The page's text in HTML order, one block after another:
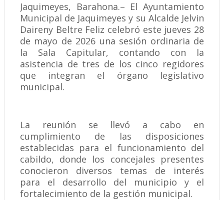
Jaquimeyes, Barahona.– El Ayuntamiento
Municipal de Jaquimeyes y su Alcalde Jelvin
Daireny Beltre Feliz celebró este jueves 28
de mayo de 2026 una sesión ordinaria de
la Sala Capitular, contando con la
asistencia de tres de los cinco regidores
que integran el órgano legislativo
municipal.
La reunión se llevó a cabo en
cumplimiento de las disposiciones
establecidas para el funcionamiento del
cabildo, donde los concejales presentes
conocieron diversos temas de interés
para el desarrollo del municipio y el
fortalecimiento de la gestión municipal.